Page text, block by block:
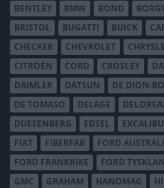
BENTLEY
BMW BOND
BRISTOL
BUGATTI BUICK
CHECKER
CHEVROLET
CITROËN
CORD CROSLEY
DAIMLER
DATSUN DE DION-
DE TOMASO
DELAGE
DUESENBERG
EDSEL
FIAT
FIBERFAB FORD
FORD FRANKRIKE
FORD
GMC
GRAHAM HANOMAG